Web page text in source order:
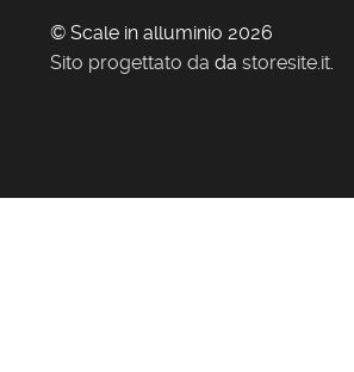
© Scale in alluminio 2026
Sito progettato da da storesite.it.